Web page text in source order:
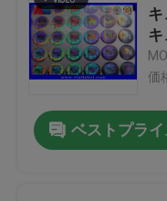
キ
価
ベストプライ